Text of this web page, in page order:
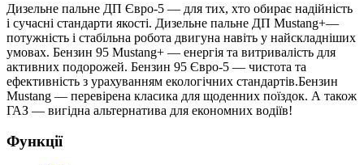
Дизельне пальне ДП Євро-5 — для тих, хто обирає надійність
і сучасні стандарти якості. Дизельне пальне ДП Mustang+—
потужність і стабільна робота двигуна навіть у найскладніших
умовах. Бензин 95 Mustang+ — енергія та витривалість для
активних подорожей. Бензин 95 Євро-5 — чистота та
ефективність з урахуванням екологічних стандартів.Бензин
Mustang — перевірена класика для щоденних поїздок. А також
ГАЗ — вигідна альтернатива для економних водіїв!
Функції